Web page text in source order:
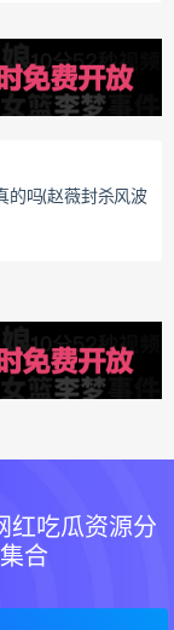
的吗(赵薇封杀风波
红吃瓜资源分
合